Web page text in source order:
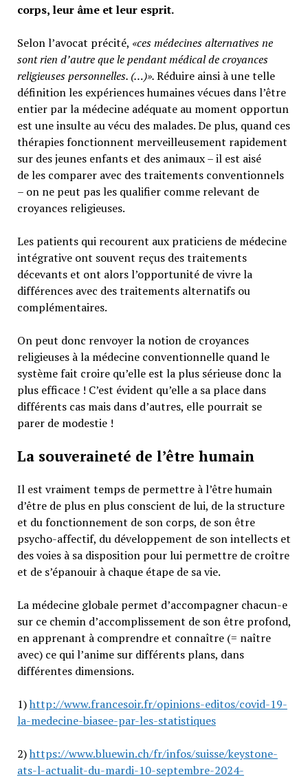
corps, leur âme et leur esprit.
Selon l’avocat précité, «ces médecines alternatives ne
sont rien d’autre que le pendant médical de croyances
religieuses personnelles. (…)».Réduire ainsi à une telle
définition les expériences humaines vécues dans l’être
entier par la médecine adéquate au moment opportun
est une insulte au vécu des malades. De plus, quand ces
thérapies fonctionnent merveilleusement rapidement
sur des jeunes enfants et des animaux – il est aisé
de les comparer avec des traitements conventionnels
– on ne peut pas les qualifier comme relevant de
croyances religieuses.
Les patients qui recourent aux praticiens de médecine
intégrative ont souvent reçus des traitements
décevants et ont alors l’opportunité de vivre la
différences avec des traitements alternatifs ou
complémentaires.
On peut donc renvoyer la notion de croyances
religieuses à la médecine conventionnelle quand le
système fait croire qu’elle est la plus sérieuse donc la
plus efficace ! C’est évident qu’elle a sa place dans
différents cas mais dans d’autres, elle pourrait se
parer de modestie !
La souveraineté de l’être humain
Il est vraiment temps de permettre à l’être humain
d’être de plus en plus conscient de lui, de la structure
et du fonctionnement de son corps, de son être
psycho-affectif, du développement de son intellects et
des voies à sa disposition pour lui permettre de croître
et de s’épanouir à chaque étape de sa vie.
La médecine globale permet d’accompagner chacun-e
sur ce chemin d’accomplissement de son être profond,
en apprenant à comprendre et connaître (= naître
avec) ce qui l’anime sur différents plans, dans
différentes dimensions.
1)http://www.francesoir.fr/opinions-editos/covid-19-
la-medecine-biasee-par-les-statistiques
2)https://www.bluewin.ch/fr/infos/suisse/keystone-
ats-l-actualit-du-mardi-10-septembre-2024-